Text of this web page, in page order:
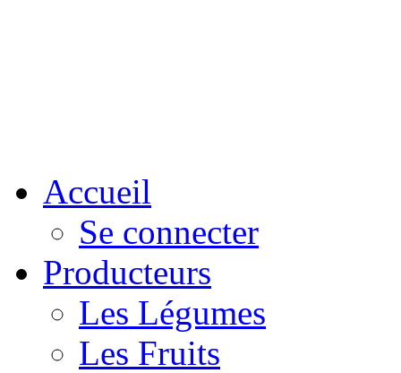
Accueil
Se connecter
Producteurs
Les Légumes
Les Fruits